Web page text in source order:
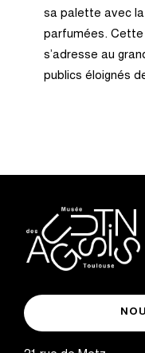
sa palette avec
parfumées.
s’adresse au
publics éloignés
musée
des